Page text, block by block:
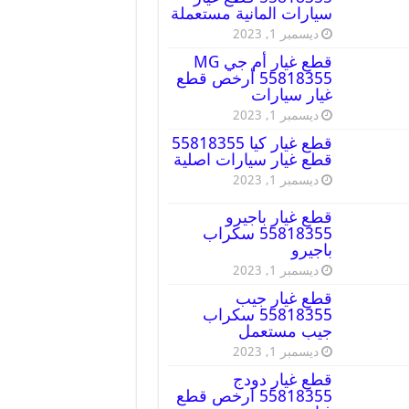
سيارات المانية مستعملة
ديسمبر 1, 2023
قطع غيار أم جي MG
55818355 أرخص قطع
غيار سيارات
ديسمبر 1, 2023
قطع غيار كيا 55818355
قطع غيار سيارات اصلية
ديسمبر 1, 2023
قطع غيار باجيرو
55818355 سكراب
باجيرو
ديسمبر 1, 2023
قطع غيار جيب
55818355 سكراب
جيب مستعمل
ديسمبر 1, 2023
قطع غيار دودج
55818355 ارخص قطع